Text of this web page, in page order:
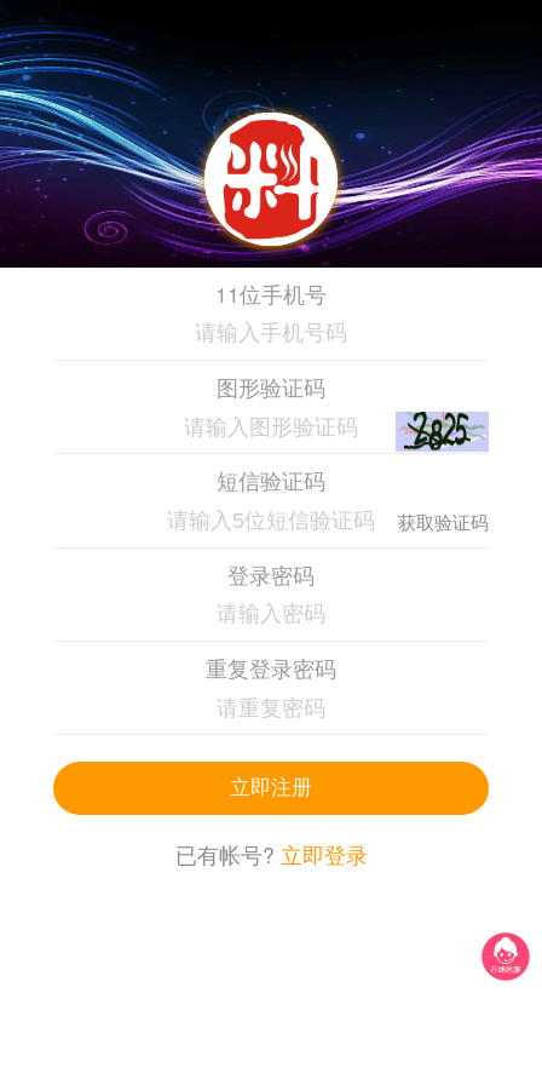
11位手机号
图形验证码
短信验证码
获取验证码
登录密码
重复登录密码
立即注册
已有帐号? 立即登录